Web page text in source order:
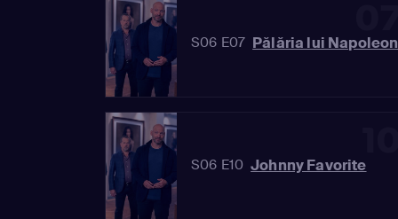
S06 E07 Pălăria lui Napoleon
S06 E10 Johnny Favorite